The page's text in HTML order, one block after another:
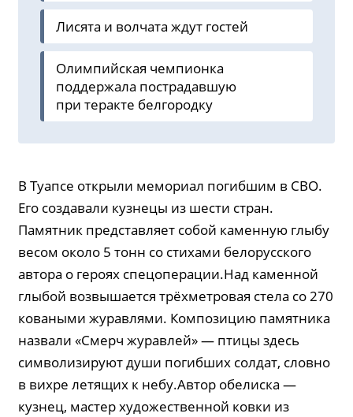
Лисята и волчата ждут гостей
Олимпийская чемпионка
поддержала пострадавшую
при теракте белгородку
В Туапсе открыли мемориал погибшим в СВО.
Его создавали кузнецы из шести стран.
Памятник представляет собой каменную глыбу
весом около 5 тонн со стихами белорусского
автора о героях спецоперации.Над каменной
глыбой возвышается трёхметровая стела со 270
коваными журавлями. Композицию памятника
назвали «Смерч журавлей» — птицы здесь
символизируют души погибших солдат, словно
в вихре летящих к небу.Автор обелиска —
кузнец, мастер художественной ковки из